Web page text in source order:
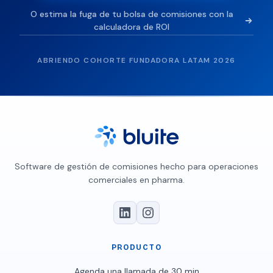
O estima la fuga de tu bolsa de comisiones con la
calculadora de ROI
ABRIENDO COHORTE FUNDADORA LATAM 2026
Software de gestión de comisiones hecho para operaciones
comerciales en pharma.
PRODUCTO